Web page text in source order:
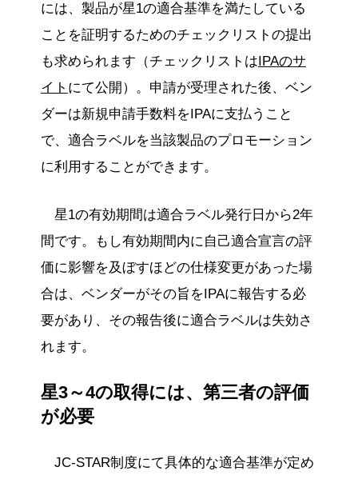
には、製品が星1の適合基準を満たしている
ことを証明するためのチェックリストの提出
も求められます（チェックリストは IPAのサ
イト にて公開）。申請が受理された後、ベン
ダーは新規申請手数料をIPAに支払うこと
で、適合ラベルを当該製品のプロモーション
に利用することができます。
星1の有効期間は適合ラベル発行日から2年
間です。もし有効期間内に自己適合宣言の評
価に影響を及ぼすほどの仕様変更があった場
合は、ベンダーがその旨をIPAに報告する必
要があり、その報告後に適合ラベルは失効さ
れます。
星3～4の取得には、第三者の評価
が必要
JC-STAR制度にて具体的な適合基準が定め